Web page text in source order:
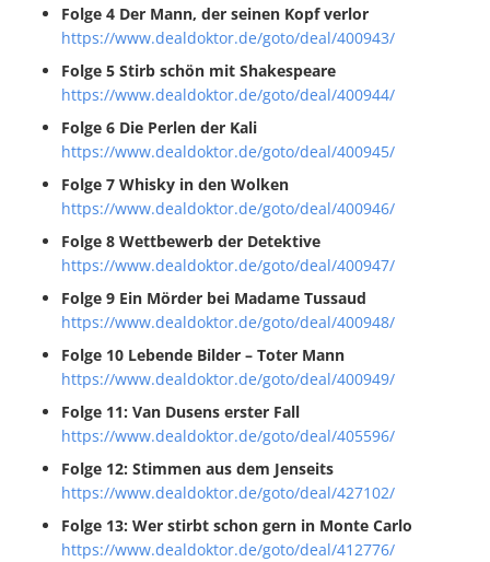
Folge 4 Der Mann, der seinen Kopf verlor
https://www.dealdoktor.de/goto/deal/400943/
Folge 5 Stirb schön mit Shakespeare
https://www.dealdoktor.de/goto/deal/400944/
Folge 6 Die Perlen der Kali
https://www.dealdoktor.de/goto/deal/400945/
Folge 7 Whisky in den Wolken
https://www.dealdoktor.de/goto/deal/400946/
Folge 8 Wettbewerb der Detektive
https://www.dealdoktor.de/goto/deal/400947/
Folge 9 Ein Mörder bei Madame Tussaud
https://www.dealdoktor.de/goto/deal/400948/
Folge 10 Lebende Bilder – Toter Mann
https://www.dealdoktor.de/goto/deal/400949/
Folge 11: Van Dusens erster Fall
https://www.dealdoktor.de/goto/deal/405596/
Folge 12: Stimmen aus dem Jenseits
https://www.dealdoktor.de/goto/deal/427102/
Folge 13: Wer stirbt schon gern in Monte Carlo
https://www.dealdoktor.de/goto/deal/412776/